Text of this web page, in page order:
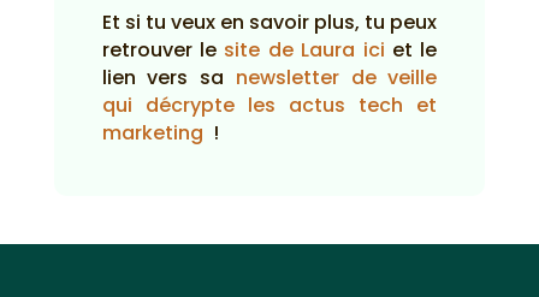
Et si tu veux en savoir plus, tu peux
retrouver le site de Laura ici et le
lien vers sa newsletter de veille
qui décrypte les actus tech et
marketing !